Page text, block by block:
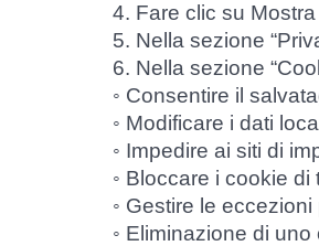
4. Fare clic su
5. Nella sezione
6. Nella sezione
◦ Consentire il
◦ Modificare i dati
◦ Impedire ai siti di
◦ Bloccare i cookie di
◦ Gestire le
◦ Eliminazione di uno